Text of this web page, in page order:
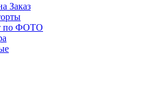
Заказ
по ФОТО